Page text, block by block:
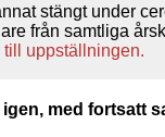
stängt under
från samtliga
till uppställningen.
med fortsatt